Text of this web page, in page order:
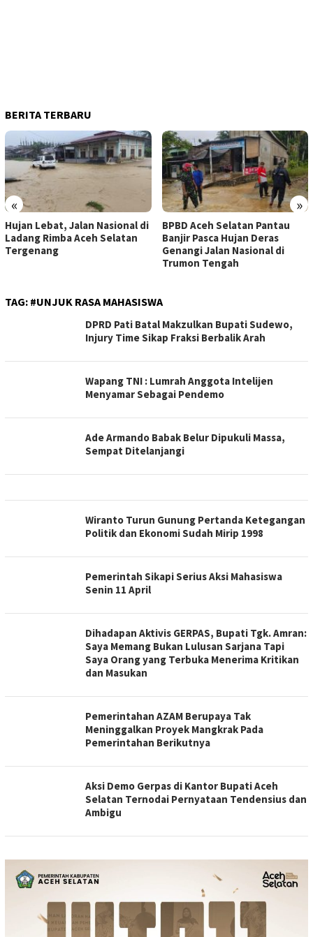
BERITA TERBARU
« »
Lebat, Jalan Nasional di
Rimba Aceh Selatan
BPBD Aceh Selatan Pantau
Banjir Pasca Hujan Deras
Genangi Jalan Nasional di
Trumon Tengah
TAG: #UNJUK RASA MAHASISWA
DPRD Pati Batal Makzulkan Bupati Sudewo,
Injury Time Sikap Fraksi Berbalik Arah
Wapang TNI : Lumrah Anggota Intelijen
Menyamar Sebagai Pendemo
Ade Armando Babak Belur Dipukuli Massa,
Sempat Ditelanjangi
Wiranto Turun Gunung Pertanda Ketegangan
Politik dan Ekonomi Sudah Mirip 1998
Pemerintah Sikapi Serius Aksi Mahasiswa
Senin 11 April
Dihadapan Aktivis GERPAS, Bupati Tgk. Amran:
Saya Memang Bukan Lulusan Sarjana Tapi
Saya Orang yang Terbuka Menerima Kritikan
dan Masukan
Pemerintahan AZAM Berupaya Tak
Meninggalkan Proyek Mangkrak Pada
Pemerintahan Berikutnya
Aksi Demo Gerpas di Kantor Bupati Aceh
Selatan Ternodai Pernyataan Tendensius dan
Ambigu